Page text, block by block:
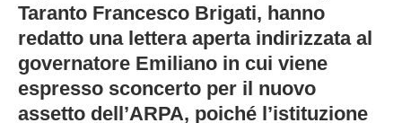
Taranto Francesco Brigati, hanno
redatto una lettera aperta indirizzata al
governatore Emiliano in cui viene
espresso sconcerto per il nuovo
assetto dell’ARPA, poiché l’istituzione